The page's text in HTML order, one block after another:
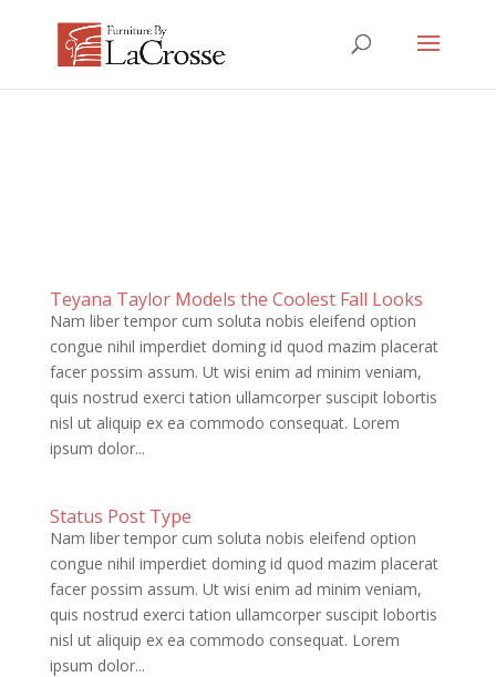
Teyana Taylor Models the Coolest Fall Looks
Nam liber tempor cum soluta nobis eleifend option
congue nihil imperdiet doming id quod mazim placerat
facer possim assum. Ut wisi enim ad minim veniam,
quis nostrud exerci tation ullamcorper suscipit lobortis
nisl ut aliquip ex ea commodo consequat. Lorem
ipsum dolor...
Status Post Type
Nam liber tempor cum soluta nobis eleifend option
congue nihil imperdiet doming id quod mazim placerat
facer possim assum. Ut wisi enim ad minim veniam,
quis nostrud exerci tation ullamcorper suscipit lobortis
nisl ut aliquip ex ea commodo consequat. Lorem
ipsum dolor...